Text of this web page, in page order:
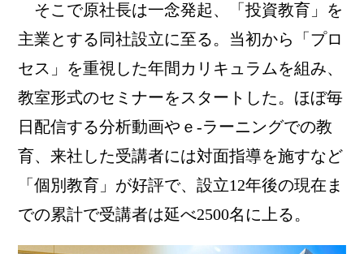
そこで原社長は一念発起、「投資教育」を
主業とする同社設立に至る。当初から「プロ
セス」を重視した年間カリキュラムを組み、
教室形式のセミナーをスタートした。ほぼ毎
日配信する分析動画やｅ-ラーニングでの教
育、来社した受講者には対面指導を施すなど
「個別教育」が好評で、設立12年後の現在ま
での累計で受講者は延べ2500名に上る。